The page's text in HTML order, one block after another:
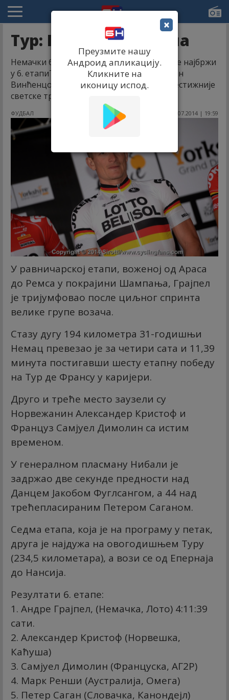
Тур: Грајпелу 6. етапа
Немачки бициклиста Андре Грајпел био је најбржи
у 6. етапиТрке кроз Француску, а Италијан
Винћенцо Нибали и даље је лидер најпрестижније
светске трке.
ФУДБАЛ 10.07.2014 | 19:59
У равничарској етапи, воженој од Араса
до Ремса у покрајини Шампања, Грајпел
је тријумфовао после циљног спринта
велике групе возача.
Стазу дугу 194 километра 31-годишњи
Немац превезао је за четири сата и 11,39
минута постигавши шесту етапну победу
на Тур де Франсу у каријери.
Друго и треће место заузели су
Норвежанин Александер Кристоф и
Француз Самјуел Димолин са истим
временом.
У генералном пласману Нибали је
задржао две секунде предности над
Данцем Јакобом Фуглсангом, а 44 над
трећепласираним Петером Саганом.
Седма етапа, која је на програму у петак,
друга је најдужа на овогодишњем Туру
(234,5 километара), а вози се од Епернаја
до Нансија.
Резултати 6. етапе:
1. Андре Грајпел, (Немачка, Лото) 4:11:39
сати.
2. Александер Кристоф (Норвешка,
Каћуша)
3. Самјуел Димолин (Француска, АГ2Р)
4. Марк Ренши (Аустралија, Омега)
5. Петер Саган (Словачка, Канондејл)
×
Преузмите нашу
Андроид апликацију.
Кликните на
иконицу испод.